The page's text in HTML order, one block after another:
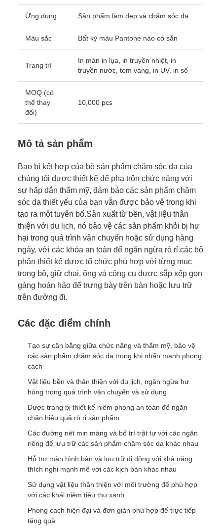
Ứng dụng Sản phẩm làm đẹp và chăm sóc da
Màu sắc Bất kỳ màu Pantone nào có sẵn
Trang trí
In màn in lụa, in truyền nhiệt, in
truyền nước, tem vàng, in UV, in số
MOQ (có
thể thay
đổi)
10,000 pcs
Mô tả sản phẩm
Bao bì kết hợp của bộ sản phẩm chăm sóc da của
chúng tôi được thiết kế để pha trộn chức năng với
sự hấp dẫn thẩm mỹ, đảm bảo các sản phẩm chăm
sóc da thiết yếu của bạn vẫn được bảo vệ trong khi
tạo ra một tuyên bố.Sản xuất từ bền, vật liệu thân
thiện với du lịch, nó bảo vệ các sản phẩm khỏi bị hư
hại trong quá trình vận chuyển hoặc sử dụng hàng
ngày, với các khóa an toàn để ngăn ngừa rò rỉ.các bộ
phận thiết kế được tổ chức phù hợp với từng mục
trong bộ, giữ chai, ống và công cụ được sắp xếp gọn
gàng hoàn hảo để trưng bày trên bàn hoặc lưu trữ
trên đường đi.
Các đặc điểm chính
Tạo sự cân bằng giữa chức năng và thẩm mỹ, bảo vệ
các sản phẩm chăm sóc da trong khi nhấn mạnh phong
cách
Vật liệu bền và thân thiện với du lịch, ngăn ngừa hư
hỏng trong quá trình vận chuyển và sử dụng
Được trang bị thiết kế niêm phong an toàn để ngăn
chặn hiệu quả rò rỉ sản phẩm
Các đường nét mịn màng và bố trí trật tự với các ngăn
riêng để lưu trữ các sản phẩm chăm sóc da khác nhau
Hỗ trợ màn hình bàn và lưu trữ di động với khả năng
thích nghi mạnh mẽ với các kịch bản khác nhau
Sử dụng vật liệu thân thiện với môi trường để phù hợp
với các khái niệm tiêu thụ xanh
Phong cách hiện đại và đơn giản phù hợp để trực tiếp
tặng quà